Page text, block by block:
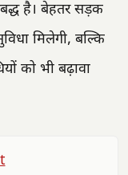
है। बेहतर सड़क
मिलेगी, बल्कि
को भी बढ़ावा